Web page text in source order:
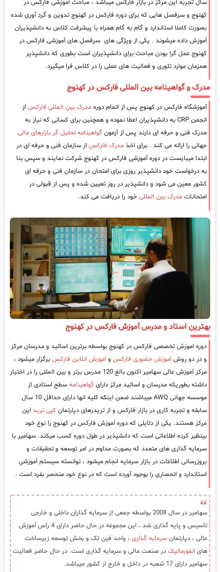
سال تجربه این مرکز در بازار فارکس میباشد ، مباحث آموزشی فارکس در
کهنوج و سرفصل هایی که برای دوره فارکس در کهنوج تدوین و گرد آوری شده
بصورت کاملا استاندارد و گام به گام همراه با پیشرفت کلاس به دانشپذیران
آموزش داده میشوند . یکی از ویژگی های سرفصل های آموزشی فارکس در
کهنوج عمل گرا بودن مباحث برای دانشپذیران است بطوری که دانشپذیر
همزمان موارد تئوری و فعالیت های عملی را در کلاس فرا میگیرد.
مدرک و گواهینامه بین المللی فارکس در کهنوج
آموزشگاه فارکس در کهنوج پس از اتمام دوره مدرک بین المللی فارکس از
انجمن CRP به دانشپذیران اعطا نموده و همچنین برای کسانی که نیاز به
مدرک فنی و حرفه ای دارند پس از آزمون گواهینامه تحلیل گر بازارهای مالی
جهانی را ارائه می کند . برای اخذ مدرک فارکس از سازمان فنی و حرفه ای در
ابتدا میبایست در دوره آموزشی فارکس در کهنوج شرکت نمایند و سپس بنا
به درخواست خود دانشپذیر روزی برای امتحان در سازمان فنی و حرفه ای
کشور معین می شود و دانشپذیر در روز تعیین شده و پس از قبولی در
امتحانات مدرک بین المللی خود را دریافت می کند.
بهترین استاد و مدرس آموزش فارکس در کهنوج
دوره اموزش تخصصی فارکس در کهنوج بواسطه برترین اساتید و مدرسان مرکز
و در دو روش اموزش حضوری فارکس و اموزش انلاین فارکس برگزار میشود ،
مرکز آموزش عالی سهامیر اکنون بالغ 120 مدرس برتر و بین المللی را در اختیار
داشته بطوریکه مدرسان و اساتید مرکز دارای گواهینامه سطح استادی از
موسسه جهانی AWQ میباشند ضمن اینکه کلیه انها دارای حداقل 10 سال
سابقه و تجربه کاری در بازار فارکس و از تریدرهای دپارتمان کپی ترید این
مرکز هستند. یکی از دلایلی که دوره آموزش فارکس در کهنوج را نوع خود
بینظیر کرده اطلاعاتی است که دانشپذیر در طول دوره کسب میکند. سهامیر با
سرمایه گذاری های متعدد که بصورت مداوم در امر توسعه و تحقیقات و
بروزرسانی اطلاعات در بازار سرمایه انجام میشود ، توانسته سیستم آموزشی
استاندارد و انحصاری را بوجود آورده است که در نوع خود منحصر بفرد است .
سهامیر در سال 2008 بواسطه جمعی از سرمایه گذاران داخلی و خارجی
تاسیس و پایه گذاری شد ، این مجموعه در حال حاضر دارای 4 راس آموزش
عالی ، دپارتمان سرمایه گذاری ، واحد فین تک و بخش توسعه زیرساخت
های انفورماتیک در صنعت مالی و سرمایه گذاری است. در حال حاضر فعالیت
سهامیر دارای 17 شعبه در داخل و خارج از کشور میباشد.